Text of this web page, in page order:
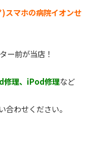
スマホの病院イオンせ
ー前が当店！
理、iPod修理など
わせください。